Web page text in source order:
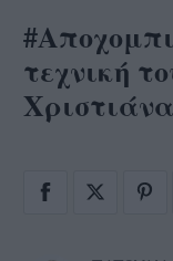
τεχνική